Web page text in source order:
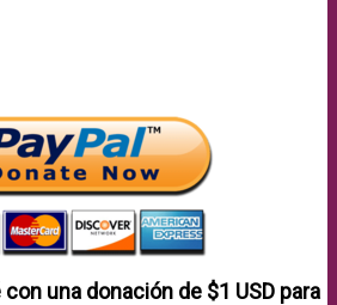
una donación de $1 USDpara